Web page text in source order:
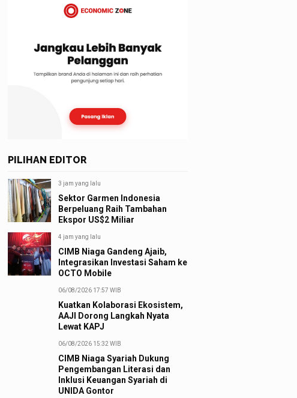
PILIHAN EDITOR
3 jam yang lalu
Sektor Garmen Indonesia
Berpeluang Raih Tambahan
Ekspor US$2 Miliar
4 jam yang lalu
CIMB Niaga Gandeng Ajaib,
Integrasikan Investasi Saham ke
OCTO Mobile
06/08/2026 17:57 WIB
Kuatkan Kolaborasi Ekosistem,
AAJI Dorong Langkah Nyata
Lewat KAPJ
06/08/2026 15:32 WIB
CIMB Niaga Syariah Dukung
Pengembangan Literasi dan
Inklusi Keuangan Syariah di
UNIDA Gontor